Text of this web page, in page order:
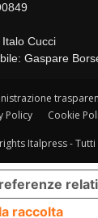
Cucci
Gaspare
Policy
Cookie
Italpress -
raccolta